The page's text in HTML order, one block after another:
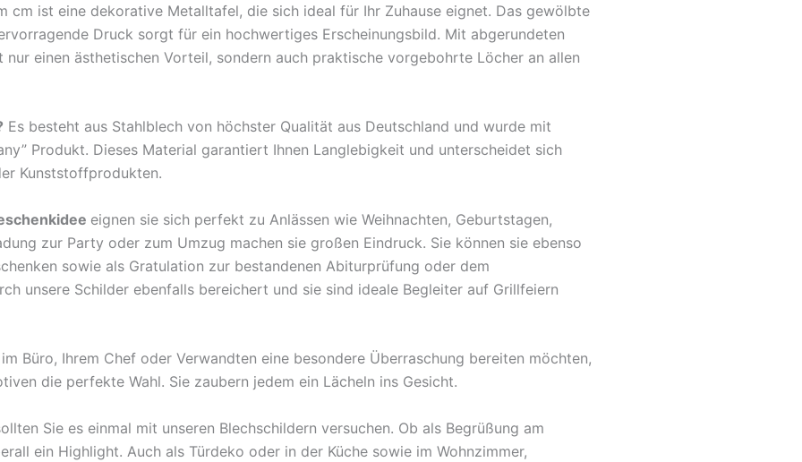
für
Hopfen
Smoothie
Deko
Schild
Menge
ist eine dekorative Metalltafel, die sich ideal für Ihr Zuhause eignet. Das gewölbte
Druck sorgt für ein hochwertiges Erscheinungsbild. Mit abgerundeten
einen ästhetischen Vorteil, sondern auch praktische vorgebohrte Löcher an allen
Es besteht aus Stahlblech von höchster Qualität aus Deutschland und wurde mit
Produkt. Dieses Material garantiert Ihnen Langlebigkeit und unterscheidet sich
Kunststoffprodukten.
eignen sie sich perfekt zu Anlässen wie Weihnachten, Geburtstagen,
zur Party oder zum Umzug machen sie großen Eindruck. Sie können sie ebenso
sowie als Gratulation zur bestandenen Abiturprüfung oder dem
unsere Schilder ebenfalls bereichert und sie sind ideale Begleiter auf Grillfeiern
Büro, Ihrem Chef oder Verwandten eine besondere Überraschung bereiten möchten,
die perfekte Wahl. Sie zaubern jedem ein Lächeln ins Gesicht.
Sie es einmal mit unseren Blechschildern versuchen. Ob als Begrüßung am
ein Highlight. Auch als Türdeko oder in der Küche sowie im Wohnzimmer,